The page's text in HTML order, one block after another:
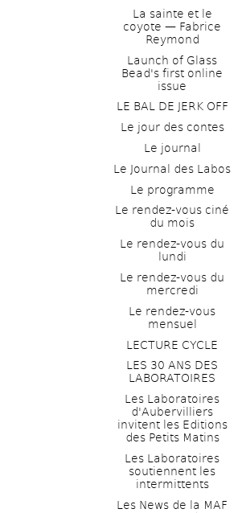
La sainte et le
coyote — Fabrice
Reymond
Launch of Glass
Bead's first online
issue
LE BAL DE JERK OFF
Le jour des contes
Le journal
Le Journal des Labos
Le programme
Le rendez-vous ciné
du mois
Le rendez-vous du
lundi
Le rendez-vous du
mercredi
Le rendez-vous
mensuel
LECTURE CYCLE
LES 30 ANS DES
LABORATOIRES
Les Laboratoires
d'Aubervilliers
invitent les Editions
des Petits Matins
Les Laboratoires
soutiennent les
intermittents
Les News de la MAF